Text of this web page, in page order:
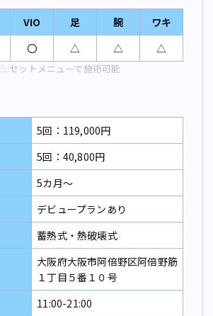
VIO 足 腕
ワキ
〇 △ △ △
セットメニューで施術可能
5回：119,000円
5回：40,800円
5カ月～
デビュープランあり
蓄熱式・熱破壊式
大阪府大阪市阿倍野区阿倍野筋
１丁目５番１０号
11:00-21:00